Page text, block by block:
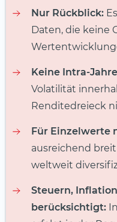
Nur Rückblick:
Daten, die keine
Keine Intra-
Volatilität
Renditedreieck
Für Einzelwerte
ausreichend
weltweit
Steuern,
berücksichtigt: